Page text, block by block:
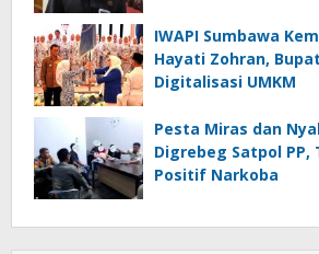
IWAPI Sumbawa
Hayati Zohran,
Digitalisasi UMKM
Pesta Miras dan
Digrebeg Satpol
Positif Narkoba